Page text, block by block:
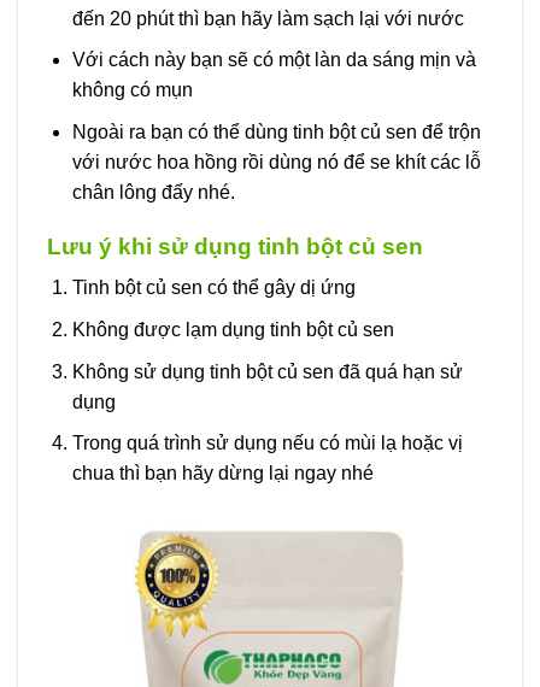
đến 20 phút thì bạn hãy làm sạch lại với nước
Với cách này bạn sẽ có một làn da sáng mịn và
không có mụn
Ngoài ra bạn có thể dùng tinh bột củ sen để trộn
với nước hoa hồng rồi dùng nó để se khít các lỗ
chân lông đấy nhé.
Lưu ý khi sử dụng tinh bột củ sen
Tinh bột củ sen có thể gây dị ứng
Không được lạm dụng tinh bột củ sen
Không sử dụng tinh bột củ sen đã quá hạn sử
dụng
Trong quá trình sử dụng nếu có mùi lạ hoặc vị
chua thì bạn hãy dừng lại ngay nhé